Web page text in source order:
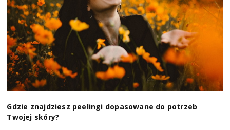
Gdzie znajdziesz peelingi dopasowane do potrzeb
Twojej skóry?